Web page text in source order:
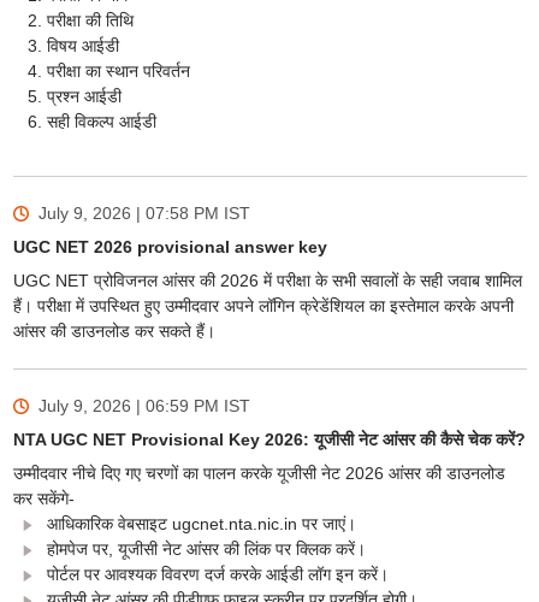
परीक्षा की तिथि
विषय आईडी
परीक्षा का स्थान परिवर्तन
प्रश्न आईडी
सही विकल्प आईडी
July 9, 2026 | 07:58 PM IST
UGC NET 2026 provisional answer key
UGC NET प्रोविजनल आंसर की 2026 में परीक्षा के सभी सवालों के सही जवाब शामिल
हैं। परीक्षा में उपस्थित हुए उम्मीदवार अपने लॉगिन क्रेडेंशियल का इस्तेमाल करके अपनी
आंसर की डाउनलोड कर सकते हैं।
July 9, 2026 | 06:59 PM IST
NTA UGC NET Provisional Key 2026: यूजीसी नेट आंसर की कैसे चेक करें?
उम्मीदवार नीचे दिए गए चरणों का पालन करके यूजीसी नेट 2026 आंसर की डाउनलोड
कर सकेंगे-
आधिकारिक वेबसाइट ugcnet.nta.nic.in पर जाएं।
होमपेज पर, यूजीसी नेट आंसर की लिंक पर क्लिक करें।
पोर्टल पर आवश्यक विवरण दर्ज करके आईडी लॉग इन करें।